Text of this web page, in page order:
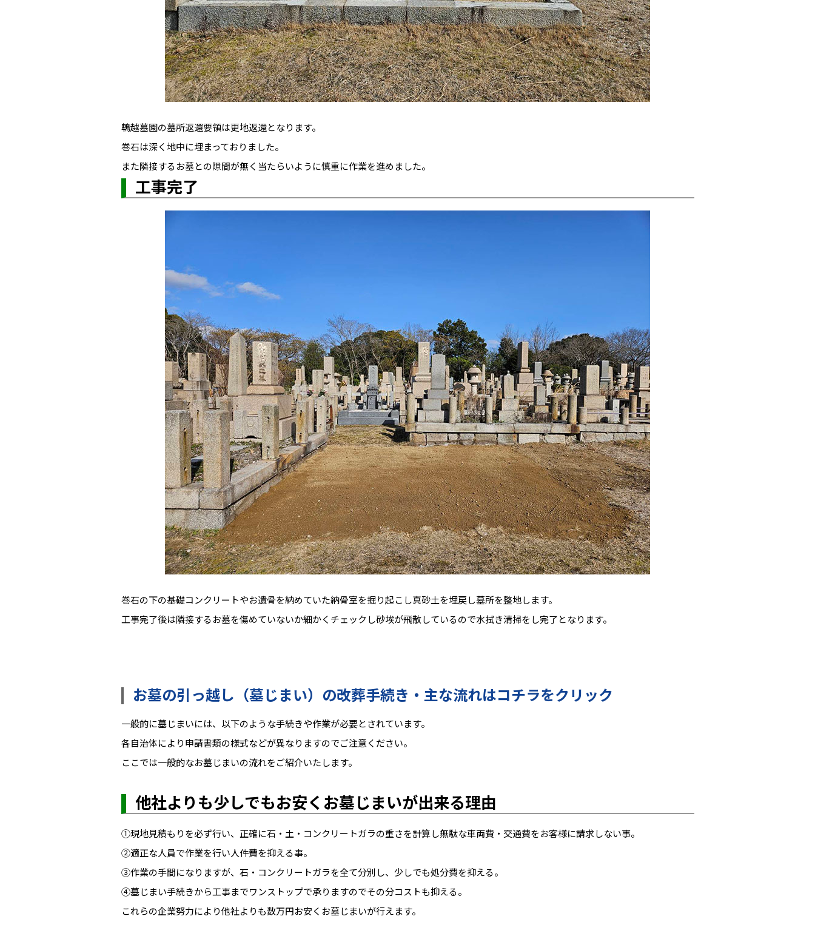
鵯越墓園の墓所返還要領は更地返還となります。
巻石は深く地中に埋まっておりました。
また隣接するお墓との隙間が無く当たらいように慎重に作業を進めました。
工事完了
巻石の下の基礎コンクリートやお遺骨を納めていた納骨室を掘り起こし真砂土を埋戻し墓所を整地します。
工事完了後は隣接するお墓を傷めていないか細かくチェックし砂埃が飛散しているので水拭き清掃をし完了となります。
お墓の引っ越し（墓じまい）の改葬手続き・主な流れはコチラをクリック
一般的に墓じまいには、以下のような手続きや作業が必要とされています。
各自治体により申請書類の様式などが異なりますのでご注意ください。
ここでは一般的なお墓じまいの流れをご紹介いたします。
他社よりも少しでもお安くお墓じまいが出来る理由
①現地見積もりを必ず行い、正確に石・土・コンクリートガラの重さを計算し無駄な車両費・交通費をお客様に請求しない事。
②適正な人員で作業を行い人件費を抑える事。
③作業の手間になりますが、石・コンクリートガラを全て分別し、少しでも処分費を抑える。
④墓じまい手続きから工事までワンストップで承りますのでその分コストも抑える。
これらの企業努力により他社よりも数万円お安くお墓じまいが行えます。